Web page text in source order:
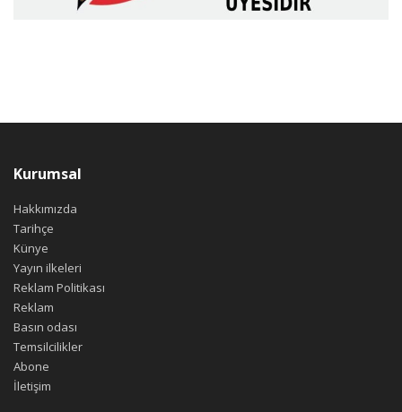
Kurumsal
Hakkımızda
Tarihçe
Künye
Yayın ilkeleri
Reklam Politikası
Reklam
Basın odası
Temsilcilikler
Abone
İletişim